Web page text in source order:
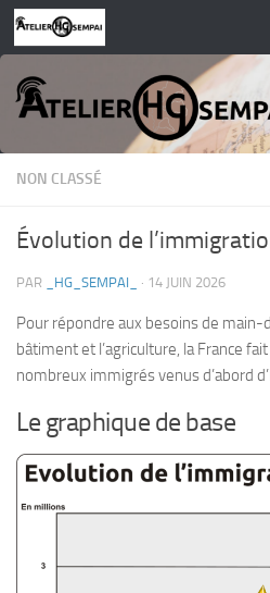
Skip to content
NON CLASSÉ
Évolution de
PAR _HG_SEMPAI_ · 14 JUIN 2026
Pour répondre aux besoins de main-
bâtiment et l’agriculture, la France
nombreux immigrés venus d’abord
Le graphique de base